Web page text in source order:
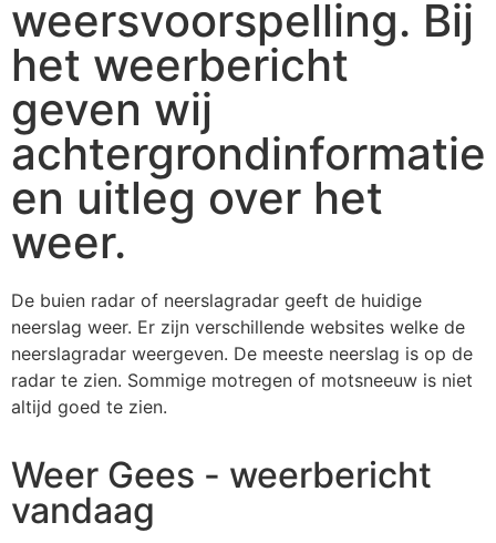
weersvoorspelling. Bij
het weerbericht
geven wij
achtergrondinformatie
en uitleg over het
weer.
De buien radar of neerslagradar geeft de huidige
neerslag weer. Er zijn verschillende websites welke de
neerslagradar weergeven. De meeste neerslag is op de
radar te zien. Sommige motregen of motsneeuw is niet
altijd goed te zien.
Weer Gees - weerbericht
vandaag